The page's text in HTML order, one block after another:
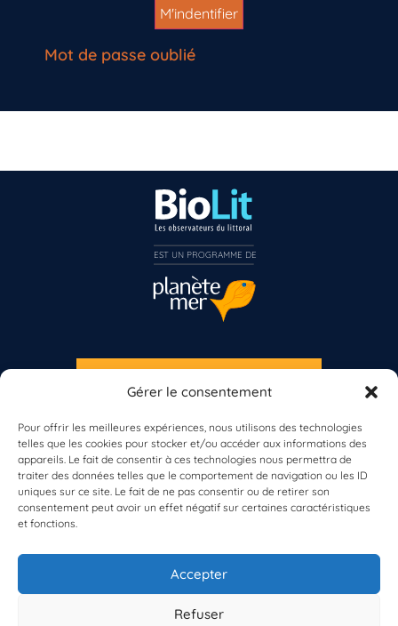
Gérer le consentement
Pour offrir les meilleures expériences, nous utilisons des technologies
telles que les cookies pour stocker et/ou accéder aux informations des
appareils. Le fait de consentir à ces technologies nous permettra de
traiter des données telles que le comportement de navigation ou les ID
uniques sur ce site. Le fait de ne pas consentir ou de retirer son
consentement peut avoir un effet négatif sur certaines caractéristiques
et fonctions.
Accepter
Refuser
Mot de passe oublié
À propos de BioLit
Vos données d'observation
Ressources
Résultats du programme
S'INSCRIRE À LA NEWSLETTER
Vous n’êtes pas encore inscrit à Biolit ?
Inscrivez-vous dès maintenant